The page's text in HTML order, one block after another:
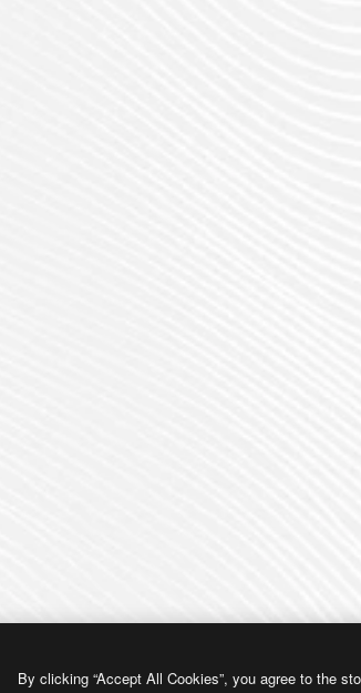
By clicking “Accept All Cookies”, you agree to the